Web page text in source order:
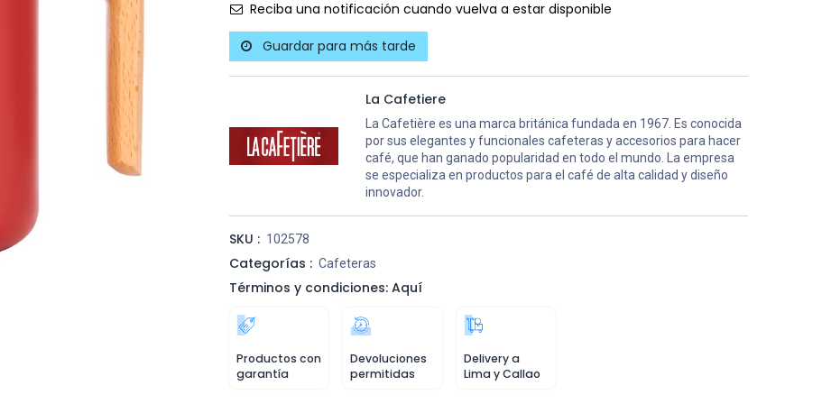
Reciba una notificación cuando vuelva a estar disponible
Guardar para más tarde
La Cafetiere
La Cafetière es una marca británica fundada en 1967. Es conocida
por sus elegantes y funcionales cafeteras y accesorios para hacer
café, que han ganado popularidad en todo el mundo. La empresa
se especializa en productos para el café de alta calidad y diseño
innovador.
SKU : 102578
Categorías : Cafeteras
Términos y condiciones: Aquí
Productos con
garantía
Devoluciones
permitidas
Delivery a
Lima y Callao